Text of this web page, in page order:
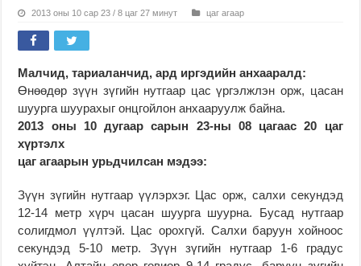
2013 оны 10 сар 23 / 8 цаг 27 минут цаг агаар
Малчид, тариаланчид, ард иргэдийн анхааралд:
Өнөөдөр зүүн зүгийн нутгаар цас үргэлжлэн орж, цасан
шуурга шуурахыг онцгойлон анхааруулж байна.
2013 оны 10 дугаар сарын 23-ны 08 цагаас 20 цаг
хүртэлх
цаг агаарын урьдчилсан мэдээ:
Зүүн зүгийн нутгаар үүлэрхэг. Цас орж, салхи секундэд
12-14 метр хүрч цасан шуурга шуурна. Бусад нутгаар
солигдмол үүлтэй. Цас орохгүй. Салхи баруун хойноос
секундэд 5-10 метр. Зүүн зүгийн нутгаар 1-6 градус